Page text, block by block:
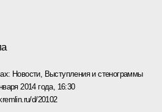
Новости, Выступления и стенограммы
2014 года, 16:30
kremlin.ru/d/20102